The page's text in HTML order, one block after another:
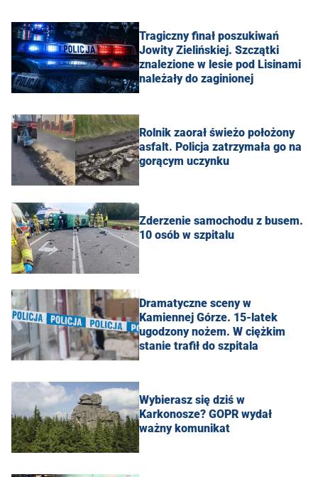
Tragiczny finał poszukiwań
Jowity Zielińskiej. Szczątki
znalezione w lesie pod Lisinami
należały do zaginionej
Rolnik zaorał świeżo położony
asfalt. Policja zatrzymała go na
gorącym uczynku
Zderzenie samochodu z busem.
10 osób w szpitalu
Dramatyczne sceny w
Kamiennej Górze. 15-latek
ugodzony nożem. W ciężkim
stanie trafił do szpitala
Wybierasz się dziś w
Karkonosze? GOPR wydał
ważny komunikat